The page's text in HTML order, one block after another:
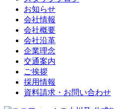
お知らせ
会社情報
会社概要
会社沿革
企業理念
交通案内
ご挨拶
採用情報
資料請求・お問い合わせ